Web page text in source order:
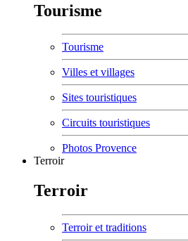
Tourisme
Tourisme
Villes et villages
Sites touristiques
Circuits touristiques
Photos Provence
Terroir
Terroir
Terroir et traditions